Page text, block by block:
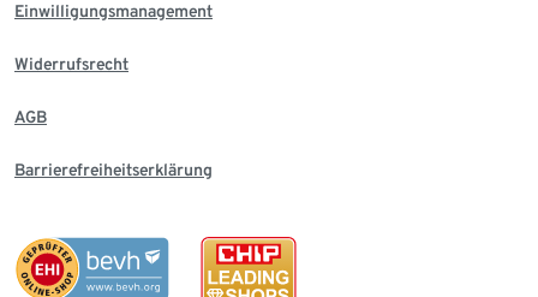
Einwilligungsmanagement
Widerrufsrecht
AGB
Barrierefreiheitserklärung